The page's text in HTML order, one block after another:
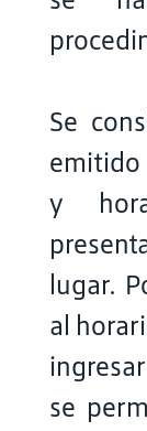
Se
emitido
y
lugar.
al
se